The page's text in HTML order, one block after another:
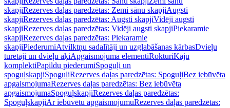
skapjiRezerves daļas paredzētas: Zemi sānu skapjiAugsti
skapjiRezerves daļas paredzētas: Augsti skapjiVidēji augsti
skapjiRezerves daļas paredzētas: Vidēji augsti skapjiPiekaramie
skapjiRezerves daļas paredzētas: Piekaramie
skapjiPiederumiAtvilktņu sadalītāji un uzglabāšanas kārbasDvieļu
turētāji un dvieļu āķiApgaismojuma elementiRokturiKāju
komplektiPapildu piederumiSpoguļi un
spoguļskapjiSpoguļiRezerves daļas paredzētas: SpoguļiBez iebūvēta
apgaismojumaRezerves daļas paredzētas: Bez iebūvēta
apgaismojumaSpoguļskapjiRezerves daļas paredzētas:
SpoguļskapjiAr iebūvētu apgaismojumuRezerves daļas paredzētas: